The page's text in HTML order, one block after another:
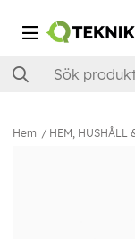
Hem HEM, HUSHÅLL